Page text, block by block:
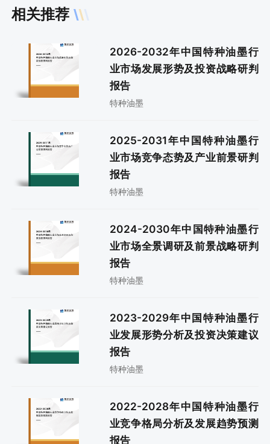
相关推荐
2026-2032年中国特种油墨行
业市场发展形势及投资战略研判
报告
特种油墨
2025-2031年中国特种油墨行
业市场竞争态势及产业前景研判
报告
特种油墨
2024-2030年中国特种油墨行
业市场全景调研及前景战略研判
报告
特种油墨
2023-2029年中国特种油墨行
业发展形势分析及投资决策建议
报告
特种油墨
2022-2028年中国特种油墨行
业竞争格局分析及发展趋势预测
报告